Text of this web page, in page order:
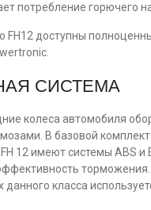
потребление горючего
FH12 доступны
СИСТЕМА
колеса автомобиля
В базовой
12 имеют системы ABS и
торможения.
данного класса